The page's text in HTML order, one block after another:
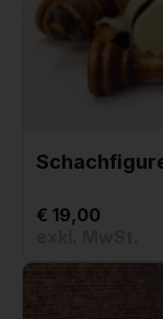
€ 19,00